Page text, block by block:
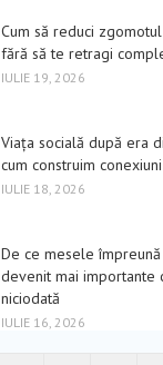
Cum să reduci
fără să te retragi
IULIE 19, 2026
Viața socială după era
cum construim
IULIE 18, 2026
De ce mesele împreună
devenit mai importante
niciodată
IULIE 16, 2026